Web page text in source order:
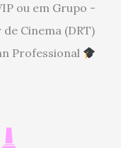
ou em Grupo -
Cinema (DRT)
Professional